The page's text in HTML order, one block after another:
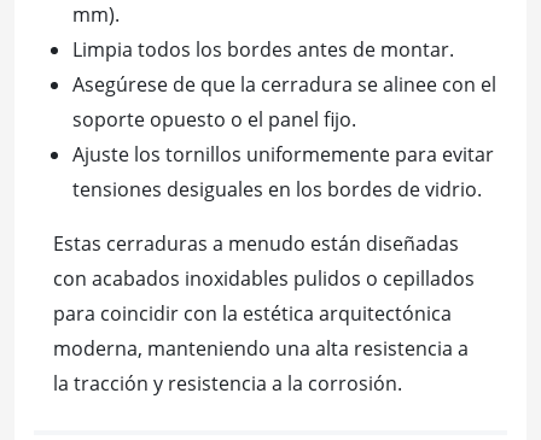
mm).
Limpia todos los bordes antes de montar.
Asegúrese de que la cerradura se alinee con el
soporte opuesto o el panel fijo.
Ajuste los tornillos uniformemente para evitar
tensiones desiguales en los bordes de vidrio.
Estas cerraduras a menudo están diseñadas
con acabados inoxidables pulidos o cepillados
para coincidir con la estética arquitectónica
moderna, manteniendo una alta resistencia a
la tracción y resistencia a la corrosión.